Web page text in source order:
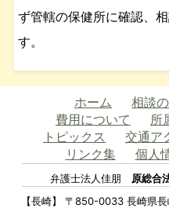
ず管轄の保健所に確認、
す。
ホーム 相談
費用について
所
トピックス
交通ア
リンク集
個人
弁護士法人佳朋 原総合
【長崎】 〒850-0033 長崎県